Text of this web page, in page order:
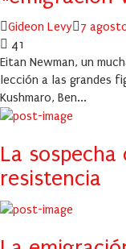
Author
Gideon Levy
Posted
7
41
Eitan Newman, un
lección a las grandes
Kushmaro, Ben...
La
resistencia